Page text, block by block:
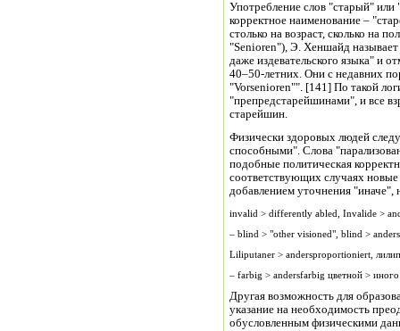
Употребление слов "старый"
корректное наименование –
столько на возраст, сколько на
"Senioren"), Э. Хеншайд
даже издевательского языка" и
40–50-летних. Они с недавних
"Vorsenioren"". [141] По такой
"препредстарейшинами", и все
старейшин.
Физически здоровых людей
способными". Слова
подобные политическая
соответствующих случаях
добавлением уточнения "иначе",
invalid > differently abled, Invalide >
– blind > "other visioned", blind >
Liliputaner > andersproportioniert,
– farbig > andersfarbig цветной > иного
Другая возможность для
указание на необходимость
обусловленным физическими